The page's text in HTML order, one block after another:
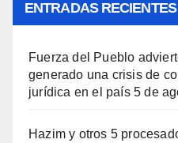
ENTRADAS RECIENTES
Fuerza del Pueblo
generado una crisis de
jurídica en el país 5 de
Hazim y otros 5